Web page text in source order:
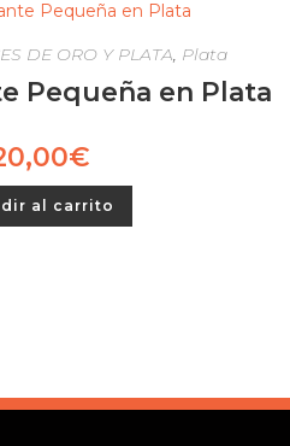
DE ORO Y PLATA, Plata
Pequeña en Plata
€
al carrito